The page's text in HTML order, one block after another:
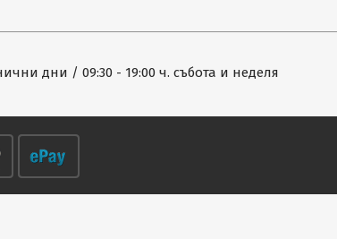
дни / 09:30 - 19:00 ч. събота и неделя